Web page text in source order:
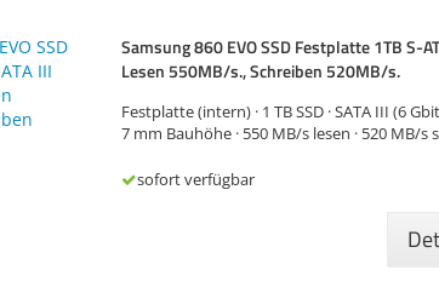
Samsung 860 EVO SSD Festplatte 1TB S-
Lesen 550MB/s., Schreiben 520MB/s.
Festplatte (intern) · 1 TB SSD · SATA III (6
7 mm Bauhöhe · 550 MB/s lesen · 520 MB/s
sofort verfügbar